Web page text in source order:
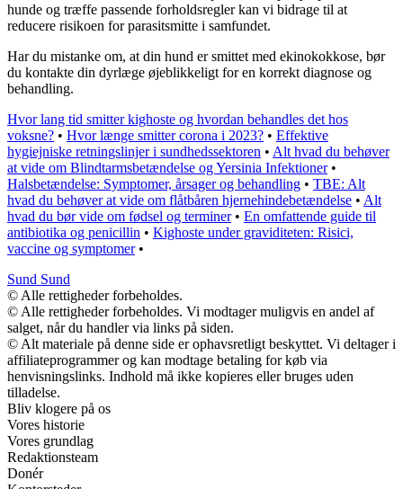
hunde og træffe passende forholdsregler kan vi bidrage til at
reducere risikoen for parasitsmitte i samfundet.
Har du mistanke om, at din hund er smittet med ekinokokkose, bør
du kontakte din dyrlæge øjeblikkeligt for en korrekt diagnose og
behandling.
Hvor lang tid smitter kighoste og hvordan behandles det hos
voksne? • Hvor længe smitter corona i 2023? • Effektive
hygiejniske retningslinjer i sundhedssektoren • Alt hvad du behøver
at vide om Blindtarmsbetændelse og Yersinia Infektioner•
Halsbetændelse: Symptomer, årsager og behandling • TBE: Alt
hvad du behøver at vide om flåtbåren hjernehindebetændelse • Alt
hvad du bør vide om fødsel og terminer• En omfattende guide til
antibiotika og penicillin • Kighoste under graviditeten: Risici,
vaccine og symptomer•
Sund Sund
© Alle rettigheder forbeholdes.
© Alle rettigheder forbeholdes. Vi modtager muligvis en andel af
salget, når du handler via links på siden.
© Alt materiale på denne side er ophavsretligt beskyttet. Vi deltager i
affiliateprogrammer og kan modtage betaling for køb via
henvisningslinks. Indhold må ikke kopieres eller bruges uden
tilladelse.
Bliv klogere på os
Vores historie
Vores grundlag
Redaktionsteam
Donér